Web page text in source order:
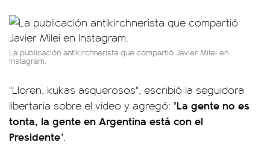
La publicación antikirchnerista que compartió Javier Milei en
Instagram.
"Lloren, kukas asquerosos", escribió la seguidora
libertaria sobre el video y agregó: "La gente no es
tonta, la gente en Argentina está con el
Presidente".